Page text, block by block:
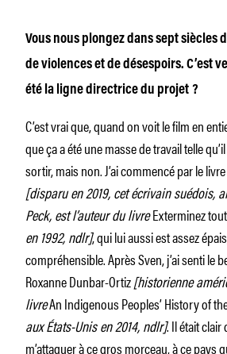
Vous nous plongez dans sept siècles
de violences et de désespoirs. C’est
été la ligne directrice du projet ?
C’est vrai que, quand on voit le film en
que ça a été une masse de travail telle
sortir, mais non. J’ai commencé par le
[disparu en 2019, cet écrivain suédois,
Peck, est l’auteur du livreExterminez
en 1992, ndlr], qui lui aussi est assez
compréhensible. Après Sven, j’ai senti le
Roxanne Dunbar-­Ortiz[historienne
livreAn Indigenous Peoples’ History of
aux États-Unis en 2014, ndlr]. Il était clair
m’attaquer à ce gros morceau, à ce pays